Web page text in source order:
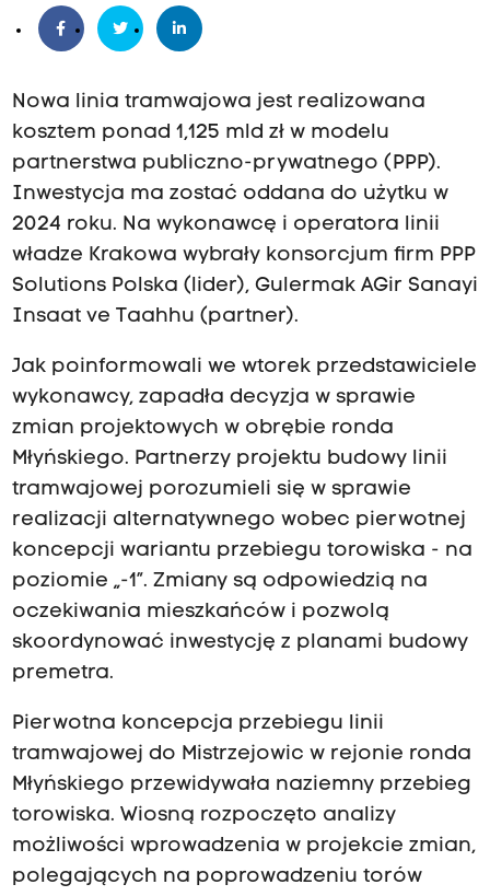
Nowa linia tramwajowa jest realizowana
kosztem ponad 1,125 mld zł w modelu
partnerstwa publiczno-prywatnego (PPP).
Inwestycja ma zostać oddana do użytku w
2024 roku. Na wykonawcę i operatora linii
władze Krakowa wybrały konsorcjum firm PPP
Solutions Polska (lider), Gulermak AGir Sanayi
Insaat ve Taahhu (partner).
Jak poinformowali we wtorek przedstawiciele
wykonawcy, zapadła decyzja w sprawie
zmian projektowych w obrębie ronda
Młyńskiego. Partnerzy projektu budowy linii
tramwajowej porozumieli się w sprawie
realizacji alternatywnego wobec pierwotnej
koncepcji wariantu przebiegu torowiska - na
poziomie „-1”. Zmiany są odpowiedzią na
oczekiwania mieszkańców i pozwolą
skoordynować inwestycję z planami budowy
premetra.
Pierwotna koncepcja przebiegu linii
tramwajowej do Mistrzejowic w rejonie ronda
Młyńskiego przewidywała naziemny przebieg
torowiska. Wiosną rozpoczęto analizy
możliwości wprowadzenia w projekcie zmian,
polegających na poprowadzeniu torów